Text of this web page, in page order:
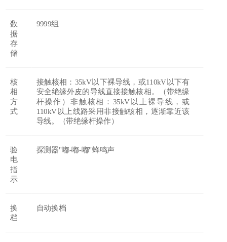
数
据
存
储
9999组
核
相
方
式
接触核相： 35kV以下裸导线，或110kV以下有
安全绝缘外皮的导线直接接触核相。（带绝缘
杆操作）非触核相：35kV以上裸导线，或
110kV以上线路采用非接触核相，逐渐靠近该
导线。（带绝缘杆操作）
验
电
指
示
探测器"嘟-嘟-嘟"蜂鸣声
换
档
自动换档